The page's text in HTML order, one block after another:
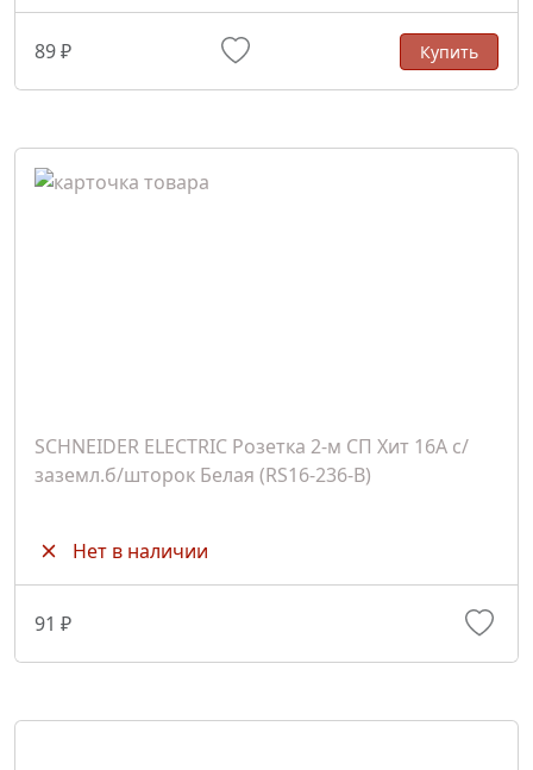
89 ₽ Купить
SCHNEIDER ELECTRIC Розетка 2-м СП Хит 16А с/
заземл.б/шторок Белая (RS16-236-B)
Нет в наличии
91 ₽